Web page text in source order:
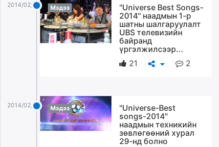
2014/02/11 Мэдээ
"Universe Best Songs-
2014" наадмын 1-р
шатны шалгаруулалт
UBS телевизийн
байранд
үргэлжилсээр...
21
2
2014/02/11 Мэдээ
"Universe-Best
songs-2014"
наадмын техникийн
зөвлөгөөний хурал
29-нд болно